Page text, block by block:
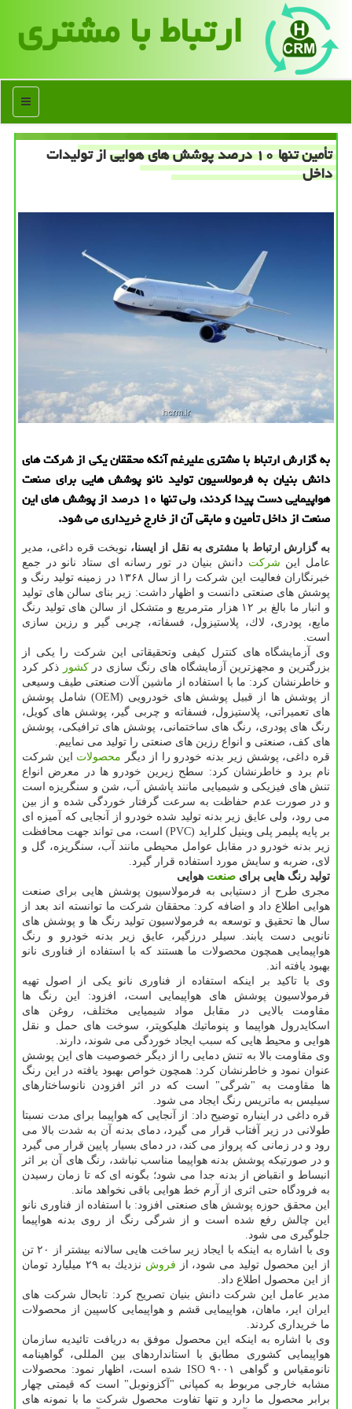
ارتباط با مشتری
منو
تأمین تنها ۱۰ درصد پوشش های هوایی از تولیدات
داخل
به گزارش ارتباط با مشتری علیرغم آنكه محققان یكی از شركت های
دانش بنیان به فرمولاسیون تولید نانو پوشش هایی برای صنعت
هواپیمایی دست پیدا كردند، ولی تنها ۱۰ درصد از پوشش های این
صنعت از داخل تأمین و مابقی آن از خارج خریداری می شود.
به گزارش ارتباط با مشتری به نقل از ایسنا، نوبخت قره داغی، مدیر
عامل این شركت دانش بنیان در تور رسانه ای ستاد نانو در جمع
خبرنگاران فعالیت این شركت را از سال ۱۳۶۸ در زمینه تولید رنگ و
پوشش های صنعتی دانست و اظهار داشت: زیر بنای سالن های تولید
و انبار ما بالغ بر ۱۲ هزار مترمربع و متشكل از سالن های تولید رنگ
مایع، پودری، لاك، پلاستیزول، فسفاته، چربی گیر و رزین سازی
است.
وی آزمایشگاه های كنترل كیفی وتحقیقاتی این شركت را یكی از
بزرگترین و مجهزترین آزمایشگاه های رنگ سازی دركشور ذكر كرد
و خاطرنشان كرد: ما با استفاده از ماشین آلات صنعتی طیف وسیعی
از پوشش ها از قبیل پوشش های خودرویی (OEM) شامل پوشش
های تعمیراتی، پلاستیزول، فسفاته و چربی گیر، پوشش های كویل،
رنگ های پودری، رنگ های ساختمانی، پوشش های ترافیكی، پوشش
های كف، صنعتی و انواع رزین های صنعتی را تولید می نماییم.
قره داغی، پوشش زیر بدنه خودرو را از دیگر محصولات این شركت
نام برد و خاطرنشان كرد: سطح زیرین خودرو ها در معرض انواع
تنش های فیزیكی و شیمیایی مانند پاشش آب، شن و سنگریزه است
و در صورت عدم حفاظت به سرعت گرفتار خوردگی شده و از بین
می رود، ولی عایق زیر بدنه تولید شده خودرو از آنجایی كه آمیزه ای
بر پایه پلیمر پلی وینیل كلراید (PVC) است، می تواند جهت محافظت
زیر بدنه خودرو در مقابل عوامل محیطی مانند آب، سنگریزه، گل و
لای، ضربه و سایش مورد استفاده قرار گیرد.
تولید رنگ هایی برای صنعت هوایی
مجری طرح از دستیابی به فرمولاسیون پوشش هایی برای صنعت
هوایی اطلاع داد و اضافه كرد: محققان شركت ما توانسته اند بعد از
سال ها تحقیق و توسعه به فرمولاسیون تولید رنگ ها و پوشش های
نانویی دست یابند. سیلر درزگیر، عایق زیر بدنه خودرو و رنگ
هواپیمایی همچون محصولات ما هستند كه با استفاده از فناوری نانو
بهبود یافته اند.
وی با تاكید بر اینكه استفاده از فناوری نانو یكی از اصول تهیه
فرمولاسیون پوشش های هواپیمایی است، افزود: این رنگ ها
مقاومت بالایی در مقابل مواد شیمیایی مختلف، روغن های
اسكایدرول هواپیما و پنوماتیك هلیكوپتر، سوخت های حمل و نقل
هوایی و محیط هایی كه سبب ایجاد خوردگی می شوند، دارند.
وی مقاومت بالا به تنش دمایی را از دیگر خصوصیت های این پوشش
عنوان نمود و خاطرنشان كرد: همچون خواص بهبود یافته در این رنگ
ها مقاومت به "شرگی" است كه در اثر افزودن نانوساختارهای
سیلیس به ماتریس رنگ ایجاد می شود.
قره داغی در اینباره توضیح داد: از آنجایی كه هواپیما برای مدت نسبتا
طولانی در زیر آفتاب قرار می گیرد، دمای بدنه آن به شدت بالا می
رود و در زمانی كه پرواز می كند، در دمای بسیار پایین قرار می گیرد
و در صورتیكه پوشش بدنه هواپیما مناسب نباشد، رنگ های آن بر اثر
انبساط و انقباض از بدنه جدا می شود؛ بگونه ای كه تا زمان رسیدن
به فرودگاه حتی اثری از آرم خط هوایی باقی نخواهد ماند.
این محقق حوزه پوشش های صنعتی افزود: با استفاده از فناوری نانو
این چالش رفع شده است و از شرگی رنگ از روی بدنه هواپیما
جلوگیری می شود.
وی با اشاره به اینكه با ایجاد زیر ساخت هایی سالانه بیشتر از ۲۰ تن
از این محصول تولید می شود، از فروش
نزدیك به ۲۹ میلیارد تومان
از این محصول اطلاع داد.
مدیر عامل این شركت دانش بنیان تصریح كرد: تابحال شركت های
ایران ایر، ماهان، هواپیمایی قشم و هواپیمایی كاسپین از محصولات
ما خریداری كردند.
وی با اشاره به اینكه این محصول موفق به دریافت تائیدیه سازمان
هواپیمایی كشوری مطابق با استانداردهای بین المللی، گواهینامه
نانومقیاس و گواهی ISO ۹۰۰۱ شده است، اظهار نمود: محصولات
مشابه خارجی مربوط به كمپانی "آكزونوبل" است كه قیمتی چهار
برابر محصول ما دارد و تنها تفاوت محصول شركت ما با نمونه های